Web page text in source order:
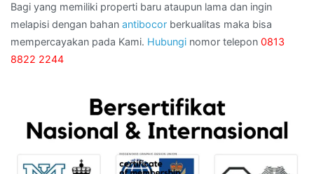
Bagi yang memiliki properti baru ataupun lama dan ingin
melapisi dengan bahan antibocor berkualitas maka bisa
mempercayakan pada Kami. Hubungi nomor telepon 0813
8822 2244